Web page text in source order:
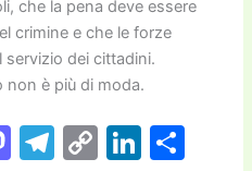
che la pena deve essere
crimine e che le forze
servizio dei cittadini.
non è più di moda.
M T C Li C